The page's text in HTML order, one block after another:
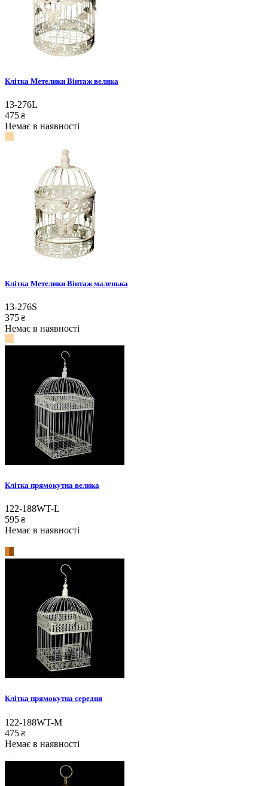
Клітка Метелики Вінтаж велика
13-276L
475 ₴
Немає в наявності
Клітка Метелики Вінтаж маленька
13-276S
375 ₴
Немає в наявності
Клітка прямокутна велика
122-188WT-L
595 ₴
Немає в наявності
Клітка прямокутна середня
122-188WT-M
475 ₴
Немає в наявності